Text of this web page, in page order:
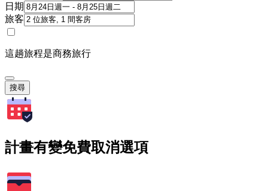
日期
旅客
這趟旅程是商務旅行
搜尋
計畫有變免費取消選項